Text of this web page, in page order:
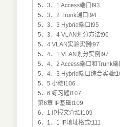
5．3．1 Access端口t93
5．3．2 Trunk端口t94
5．3．3 Hybrid端口t95
5．3．4 VLAN划分方法t96
5．4 VLAN实验实例t97
5．4．1 VLAN划分实例t97
5．4．2 Access端口和Trunk
5．4．3 Hybrid端口综合实验
5．5 小结t106
5．6 练习题t107
第6章 IP基础t109
6．1 IP报文介绍t109
6．1．1 IP地址格式t111